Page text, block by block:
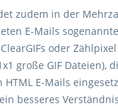
zudem in der
E-Mails
oder
große GIF Dateien),
E-Mails
besseres